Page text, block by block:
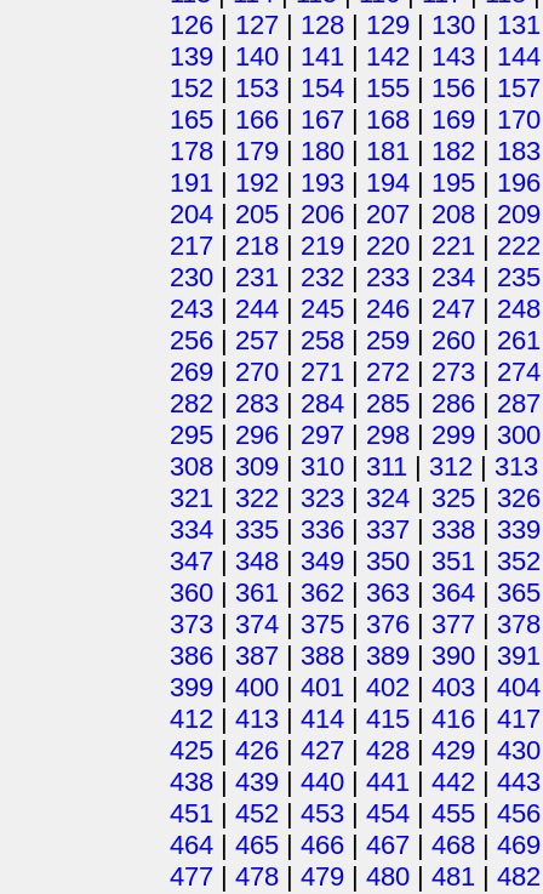
126 | 127 | 128 | 129 | 130 | 131
139 | 140 | 141 | 142 | 143 | 144
152 | 153 | 154 | 155 | 156 | 157
165 | 166 | 167 | 168 | 169 | 170
178 | 179 | 180 | 181 | 182 | 183
191 | 192 | 193 | 194 | 195 | 196
204 | 205 | 206 | 207 | 208 | 209
217 | 218 | 219 | 220 | 221 | 222
230 | 231 | 232 | 233 | 234 | 235
243 | 244 | 245 | 246 | 247 | 248
256 | 257 | 258 | 259 | 260 | 261
269 | 270 | 271 | 272 | 273 | 274
282 | 283 | 284 | 285 | 286 | 287
295 | 296 | 297 | 298 | 299 | 300
308 | 309 | 310 | 311 | 312 | 313
321 | 322 | 323 | 324 | 325 | 326
334 | 335 | 336 | 337 | 338 | 339
347 | 348 | 349 | 350 | 351 | 352
360 | 361 | 362 | 363 | 364 | 365
373 | 374 | 375 | 376 | 377 | 378
386 | 387 | 388 | 389 | 390 | 391
399 | 400 | 401 | 402 | 403 | 404
412 | 413 | 414 | 415 | 416 | 417
425 | 426 | 427 | 428 | 429 | 430
438 | 439 | 440 | 441 | 442 | 443
451 | 452 | 453 | 454 | 455 | 456
464 | 465 | 466 | 467 | 468 | 469
477 | 478 | 479 | 480 | 481 | 482